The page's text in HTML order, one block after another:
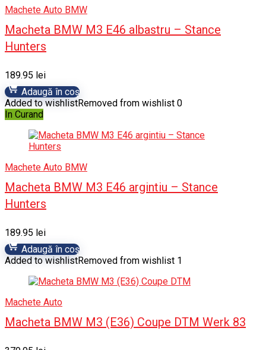
Machete Auto BMW
Macheta BMW M3 E46 albastru – Stance
Hunters
189.95 lei
Adaugă în coș
Added to wishlistRemoved from wishlist 0
In Curand
Machete Auto BMW
Macheta BMW M3 E46 argintiu – Stance
Hunters
189.95 lei
Adaugă în coș
Added to wishlistRemoved from wishlist 1
Machete Auto
Macheta BMW M3 (E36) Coupe DTM Werk 83